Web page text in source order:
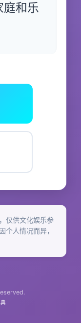
庭和乐
仅供文化娱乐参
个人情况而异，